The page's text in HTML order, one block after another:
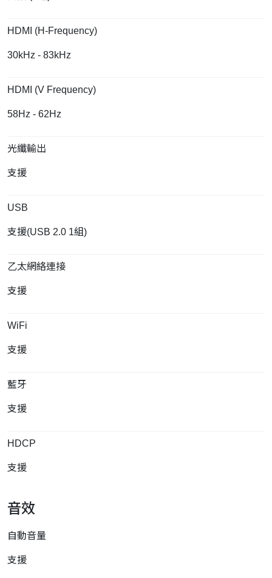
HDMI (H-Frequency)
30kHz - 83kHz
HDMI (V Frequency)
58Hz - 62Hz
光纖輸出
支援
USB
支援(USB 2.0 1組)
乙太網絡連接
支援
WiFi
支援
藍牙
支援
HDCP
支援
音效
自動音量
支援